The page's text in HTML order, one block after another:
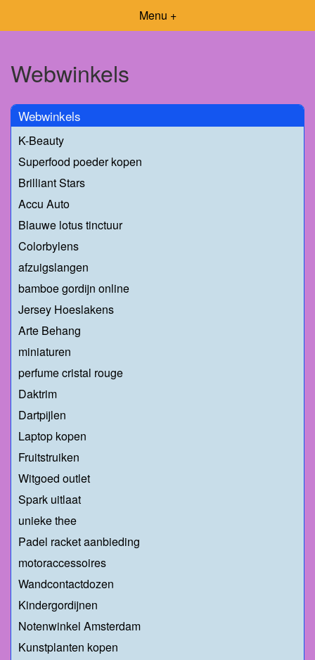
Menu +
Webwinkels
Webwinkels
K-Beauty
Superfood poeder kopen
Brilliant Stars
Accu Auto
Blauwe lotus tinctuur
Colorbylens
afzuigslangen
bamboe gordijn online
Jersey Hoeslakens
Arte Behang
miniaturen
perfume cristal rouge
Daktrim
Dartpijlen
Laptop kopen
Fruitstruiken
Witgoed outlet
Spark uitlaat
unieke thee
Padel racket aanbieding
motoraccessoires
Wandcontactdozen
Kindergordijnen
Notenwinkel Amsterdam
Kunstplanten kopen